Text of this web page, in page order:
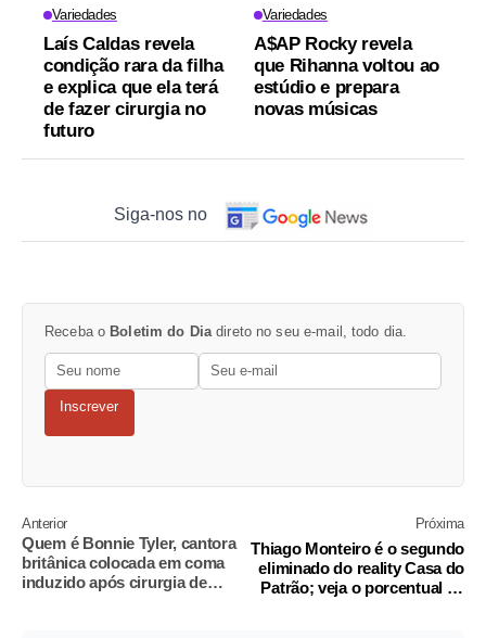
Variedades
Laís Caldas revela
condição rara da filha
e explica que ela terá
de fazer cirurgia no
futuro
Variedades
A$AP Rocky revela
que Rihanna voltou ao
estúdio e prepara
novas músicas
Siga-nos no
Receba o Boletim do Diadireto no seu e-mail, todo dia.
Inscrever
Anterior
Quem é Bonnie Tyler, cantora
britânica colocada em coma
induzido após cirurgia de
Próxima
Thiago Monteiro é o segundo
eliminado do reality Casa do
Patrão; veja o porcentual de